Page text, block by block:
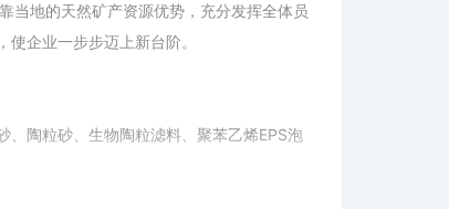
地的天然矿产资源优势，充分发挥全体员
企业一步步迈上新台阶。
陶粒砂、生物陶粒滤料、聚苯乙烯EPS泡